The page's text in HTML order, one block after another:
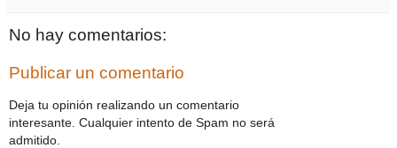
No hay comentarios:
Publicar un comentario
Deja tu opinión realizando un comentario
interesante. Cualquier intento de Spam no será
admitido.